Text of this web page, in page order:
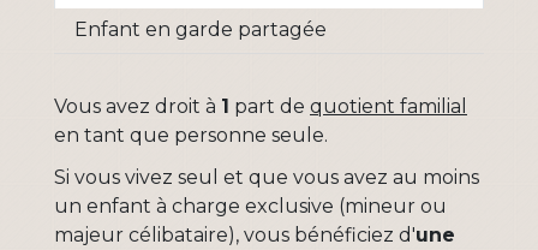
Enfant en garde partagée
Vous avez droit à 1 part de quotient familial
en tant que personne seule.
Si vous vivez seul et que vous avez au moins
un enfant à charge exclusive (mineur ou
majeur célibataire), vous bénéficiez d'une